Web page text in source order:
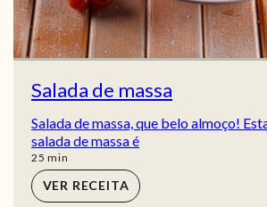
Salada de massa
Salada de massa, que belo almoço!
salada de massa é
25 min
min
VER RECEITA